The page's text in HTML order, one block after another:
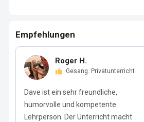
Empfehlungen
Roger H.
Gesang. Privatunterricht
Dave ist ein sehr freundliche,
humorvolle und kompetente
Lehrperson. Der Unterricht macht